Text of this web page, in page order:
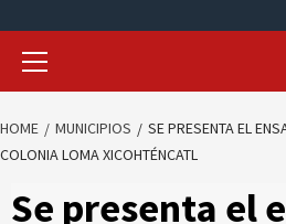
HOME MUNICIPIOS
SE PRESENTA EL
COLONIA LOMA XICOHTÉNCATL
Se presenta el